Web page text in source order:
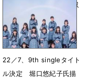
謝祭’22」ライブ映像を収
1月15日 18時14分
22／7、9th singleタイト
ル決定 堀口悠紀子氏描